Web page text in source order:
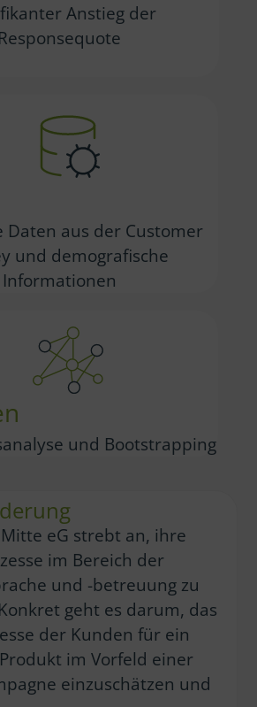
Anstieg der
Responsequote
Daten aus der Customer
und demografische
Informationen
und Bootstrapping
Mitte eG strebt an, ihre
im Bereich der
und -betreuung zu
geht es darum, das
der Kunden für ein
im Vorfeld einer
einzuschätzen und